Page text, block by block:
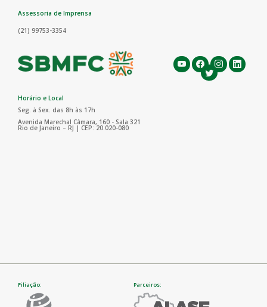
Assessoria de Imprensa
(21) 99753-3354
Horário e Local
Seg. à Sex. das 8h às 17h
Avenida Marechal Câmara, 160 - Sala 321
Rio de Janeiro – RJ | CEP: 20.020-080
Filiação: Parceiros: